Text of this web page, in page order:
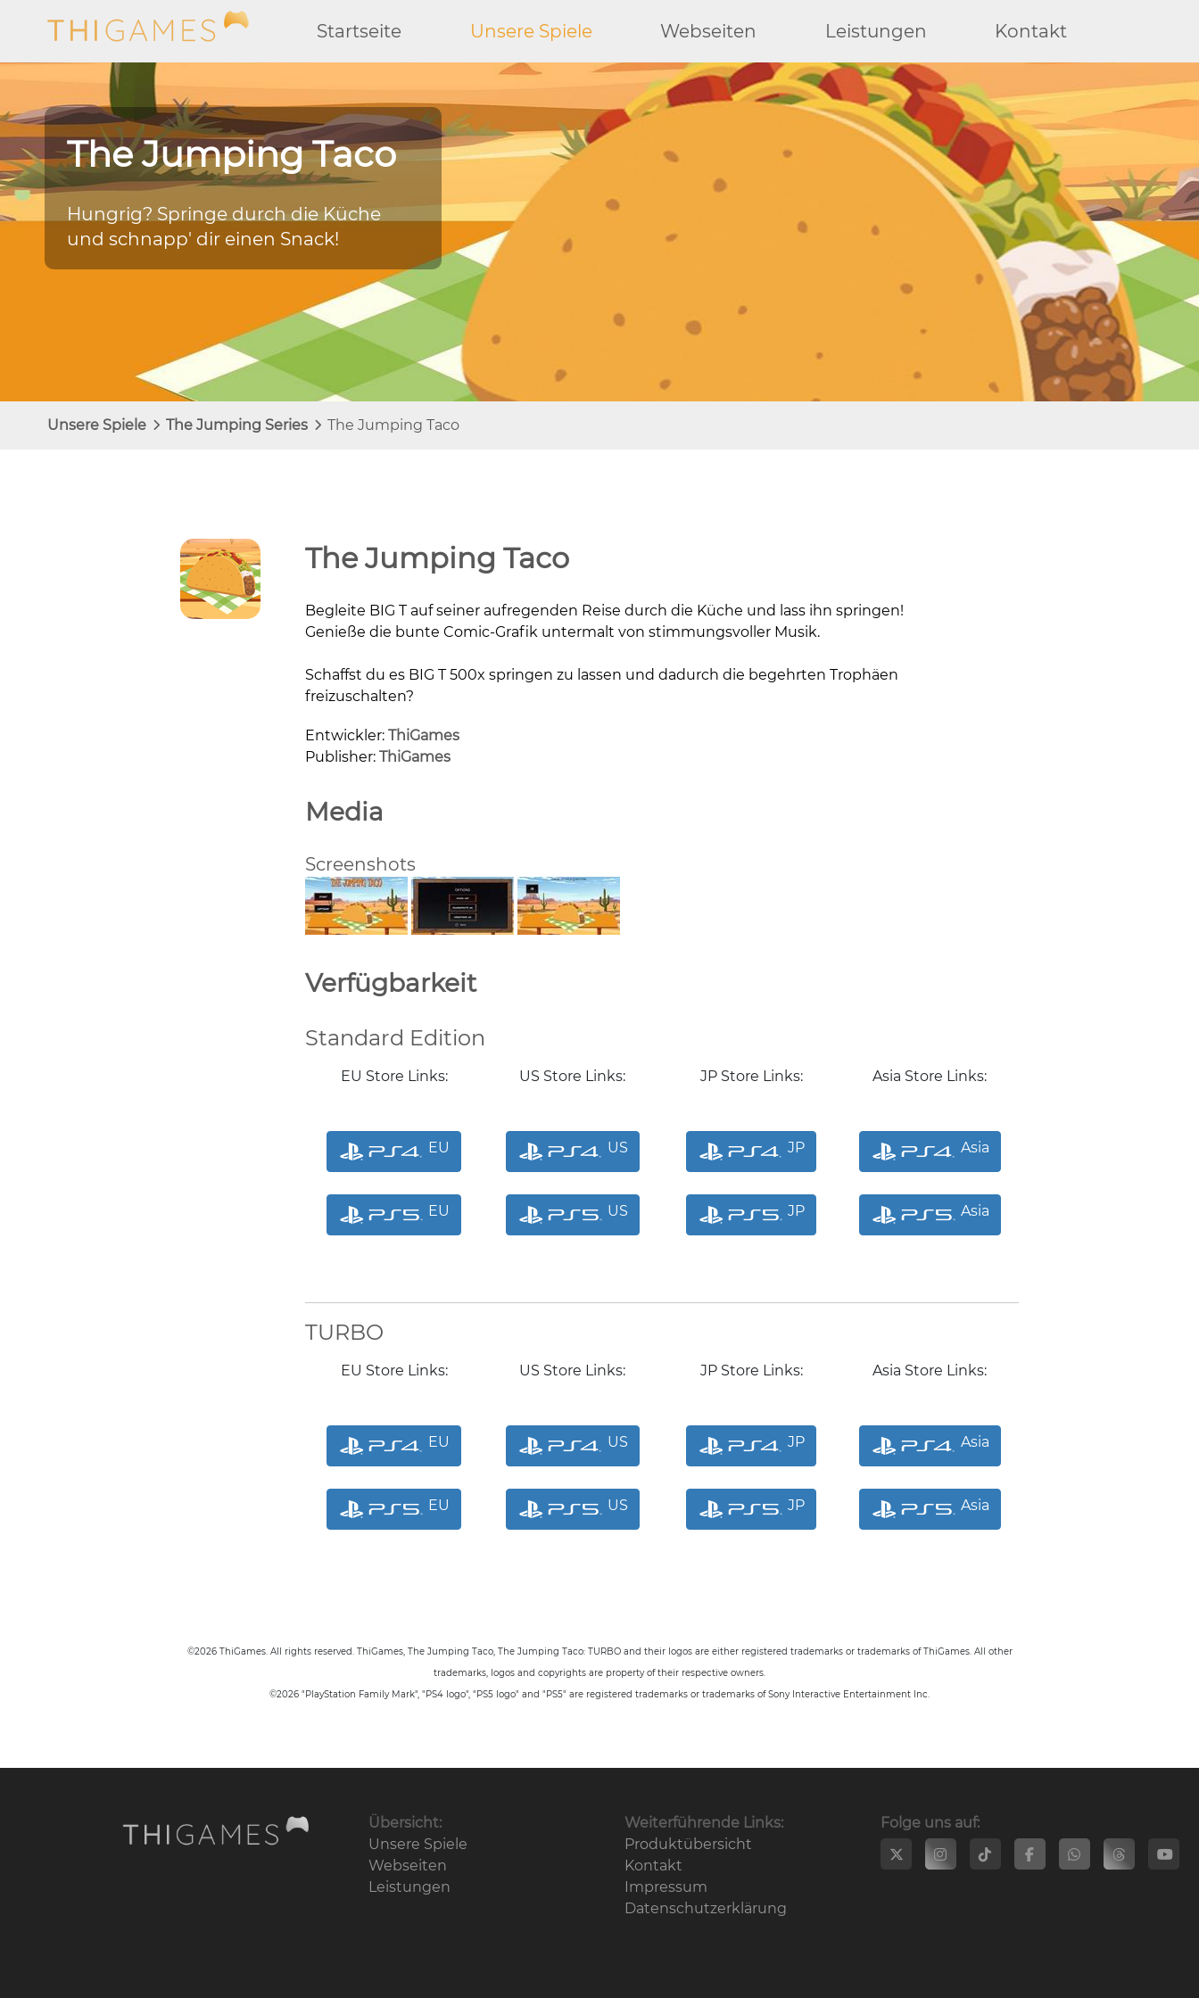
Startseite Unsere Spiele Webseiten Leistungen Kontakt
The Jumping Taco
Hungrig? Springe durch die Küche
und schnapp' dir einen Snack!
Unsere Spiele The Jumping Series The Jumping Taco
The Jumping Taco
Begleite BIG T auf seiner aufregenden Reise durch die Küche und lass ihn springen!
Genieße die bunte Comic-Grafik untermalt von stimmungsvoller Musik.
Schaffst du es BIG T 500x springen zu lassen und dadurch die begehrten Trophäen
freizuschalten?
Entwickler: ThiGames
Publisher: ThiGames
Media
Screenshots
Verfügbarkeit
Standard Edition
EU Store Links:
EU
EU
US Store Links:
US
US
JP Store Links:
JP
JP
Asia Store Links:
Asia
Asia
TURBO
EU Store Links:
EU
EU
US Store Links:
US
US
JP Store Links:
JP
JP
Asia Store Links:
Asia
Asia
©2026 ThiGames. All rights reserved. ThiGames, The Jumping Taco, The Jumping Taco: TURBOand their logos are either registered trademarks or trademarks of ThiGames. All other
trademarks, logos and copyrights are property of their respective owners.
©2026 "PlayStation Family Mark", "PS4 logo", "PS5 logo" and "PS5" are registered trademarks or trademarks of Sony Interactive Entertainment Inc.
Übersicht:
Unsere Spiele
Webseiten
Leistungen
Weiterführende Links:
Produktübersicht
Kontakt
Impressum
Datenschutz­erklärung
Folge uns auf: